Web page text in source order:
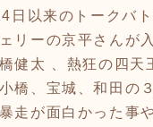
日以来のトークバト
リーの京平さんが
健太 、熱狂の四天
橋、宝城、和田の
走が面白かった事